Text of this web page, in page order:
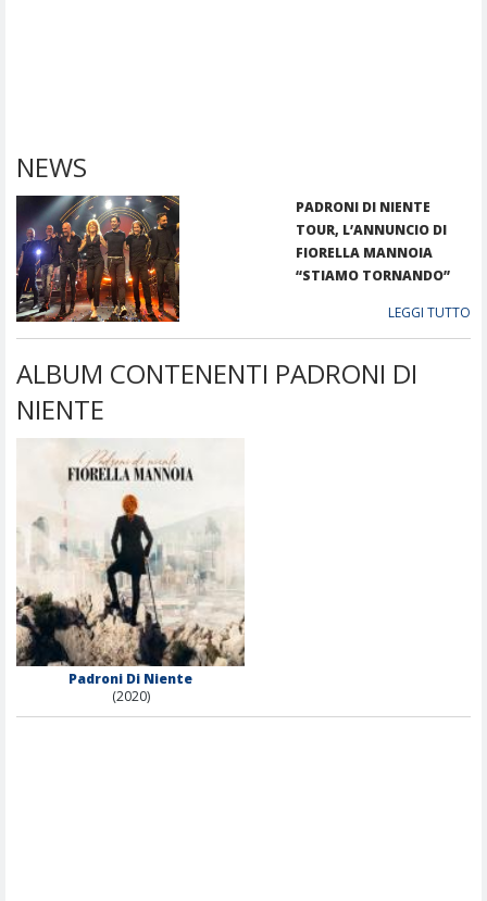
NEWS
PADRONI DI NIENTE
TOUR, L’ANNUNCIO DI
FIORELLA MANNOIA
“STIAMO TORNANDO”
LEGGI TUTTO
ALBUM CONTENENTI PADRONI DI
NIENTE
Padroni Di Niente
(2020)